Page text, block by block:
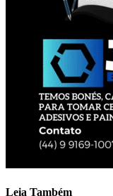
Leia Também